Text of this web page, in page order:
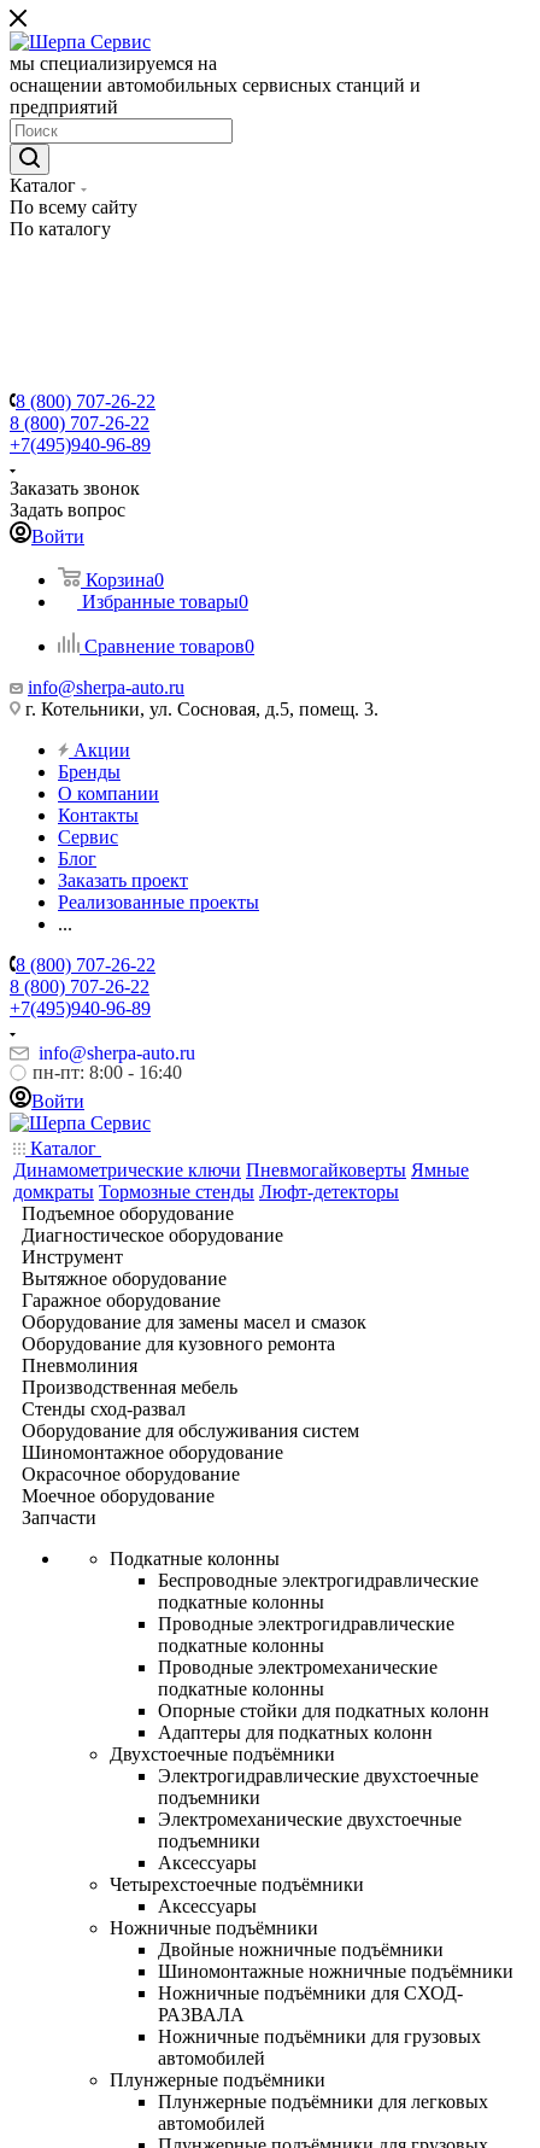
мы специализируемся на
оснащении автомобильных сервисных станций и
предприятий
Каталог
По всему сайту
По каталогу
8 (800) 707-26-22
8 (800) 707-26-22
+7(495)940-96-89
Заказать звонок
Задать вопрос
Войти
Корзина0
Избранные товары0
Сравнение товаров0
info@sherpa-auto.ru
г. Котельники, ул. Сосновая, д.5, помещ. 3.
Акции
Бренды
О компании
Контакты
Сервис
Блог
Заказать проект
Реализованные проекты
...
8 (800) 707-26-22
8 (800) 707-26-22
+7(495)940-96-89
info@sherpa-auto.ru
пн-пт: 8:00 - 16:40
Войти
Каталог
Динамометрические ключи Пневмогайковерты Ямные
домкраты Тормозные стенды Люфт-детекторы
Подъемное оборудование
Диагностическое оборудование
Инструмент
Вытяжное оборудование
Гаражное оборудование
Оборудование для замены масел и смазок
Оборудование для кузовного ремонта
Пневмолиния
Производственная мебель
Стенды сход-развал
Оборудование для обслуживания систем
Шиномонтажное оборудование
Окрасочное оборудование
Моечное оборудование
Запчасти
Подкатные колонны
Беспроводные электрогидравлические
подкатные колонны
Проводные электрогидравлические
подкатные колонны
Проводные электромеханические
подкатные колонны
Опорные стойки для подкатных колонн
Адаптеры для подкатных колонн
Двухстоечные подъёмники
Электрогидравлические двухстоечные
подъемники
Электромеханические двухстоечные
подъемники
Аксессуары
Четырехстоечные подъёмники
Аксессуары
Ножничные подъёмники
Двойные ножничные подъёмники
Шиномонтажные ножничные подъёмники
Ножничные подъёмники для СХОД-
РАЗВАЛА
Ножничные подъёмники для грузовых
автомобилей
Плунжерные подъёмники
Плунжерные подъёмники для легковых
автомобилей